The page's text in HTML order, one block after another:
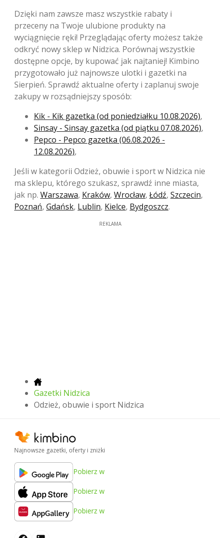
Dzięki nam zawsze masz wszystkie rabaty i
przeceny na Twoje ulubione produkty na
wyciągnięcie ręki! Przeglądając oferty możesz także
odkryć nowy sklep w Nidzica. Porównaj wszystkie
dostępne opcje, by kupować jak najtaniej! Kimbino
przygotowało już najnowsze ulotki i gazetki na
Sierpień. Sprawdź aktualne oferty i zaplanuj swoje
zakupy w rozsądniejszy sposób:
Kik - Kik gazetka (od poniedziałku 10.08.2026),
Sinsay - Sinsay gazetka (od piątku 07.08.2026),
Pepco - Pepco gazetka (06.08.2026 -
12.08.2026),
Jeśli w kategorii Odzież, obuwie i sport w Nidzica nie
ma sklepu, którego szukasz, sprawdź inne miasta,
jak np. Warszawa, Kraków, Wrocław, Łódź, Szczecin,
Poznań, Gdańsk, Lublin, Kielce, Bydgoszcz.
REKLAMA
Gazetki Nidzica
Odzież, obuwie i sport Nidzica
Najnowsze gazetki, oferty i zniżki
Pobierz w
Pobierz w
Pobierz w